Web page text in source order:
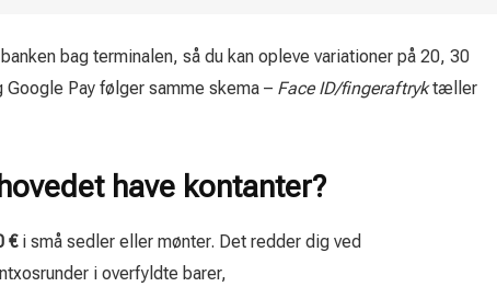
bag terminalen, så du kan opleve variationer på 20, 30
Pay følger samme skema – Face ID/fingeraftryktæller
have kontanter?
€i små sedler eller mønter. Det redder dig ved
i overfyldte barer,